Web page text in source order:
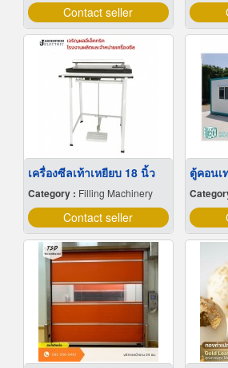
Contact seller
เครื่องซีลเท้าเหยียบ 18 นิ้ว
Category : Filling Machinery
Contact seller